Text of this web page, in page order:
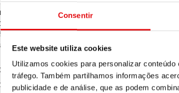
Consentir
Este website utiliza cookies
Utilizamos cookies para personalizar
tráfego. Também partilhamos informações
publicidade e de análise, que as podem